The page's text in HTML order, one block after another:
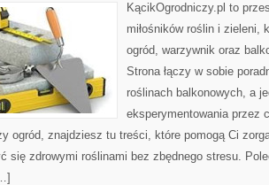
KącikOgrodniczy.pl to
miłośników roślin i zieleni,
ogród, warzywnik oraz
Strona łączy w sobie
roślinach balkonowych, a
eksperymentowania przez
ogród, znajdziesz tu treści, które pomogą Ci
się zdrowymi roślinami bez zbędnego stresu.